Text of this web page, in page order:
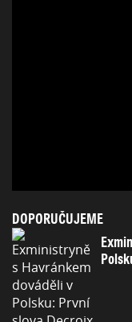
DOPORUČUJEME